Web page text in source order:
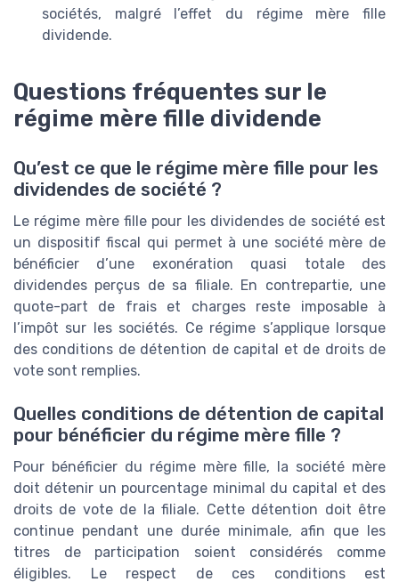
sociétés, malgré l’effet du régime mère fille
dividende.
Questions fréquentes sur le
régime mère fille dividende
Qu’est ce que le régime mère fille pour les
dividendes de société ?
Le régime mère fille pour les dividendes de société est
un dispositif fiscal qui permet à une société mère de
bénéficier d’une exonération quasi totale des
dividendes perçus de sa filiale. En contrepartie, une
quote-part de frais et charges reste imposable à
l’impôt sur les sociétés. Ce régime s’applique lorsque
des conditions de détention de capital et de droits de
vote sont remplies.
Quelles conditions de détention de capital
pour bénéficier du régime mère fille ?
Pour bénéficier du régime mère fille, la société mère
doit détenir un pourcentage minimal du capital et des
droits de vote de la filiale. Cette détention doit être
continue pendant une durée minimale, afin que les
titres de participation soient considérés comme
éligibles. Le respect de ces conditions est